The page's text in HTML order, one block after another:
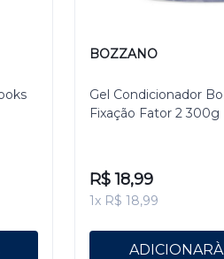
BOZZANO
Gel Condicionador
Fixação Fator 2 300g
R$ 18,99
1x R$ 18,99
ADICIONAR